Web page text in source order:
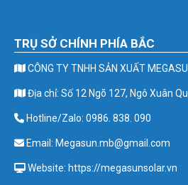
TRỤ SỞ CHÍNH PHÍA BẮC
CÔNG TY TNHH SẢN XUẤT
Địa chỉ: Số 12 Ngõ 127, Ngô Xuân
Hotline/Zalo: 0986. 838. 090
Email: Megasun.mb@gmail.com
Website: https://megasunsolar.vn